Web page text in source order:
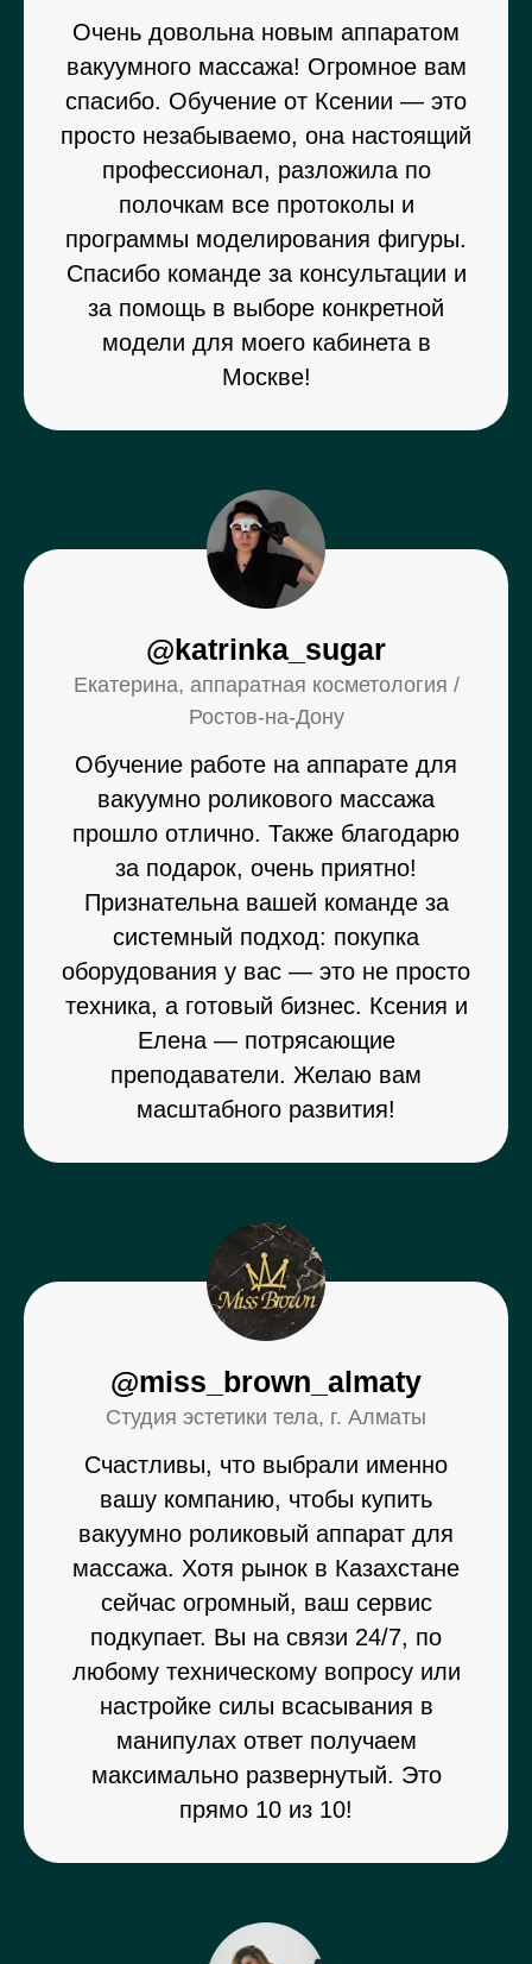
Очень довольна новым аппаратом
вакуумного массажа! Огромное вам
спасибо. Обучение от Ксении — это
просто незабываемо, она настоящий
профессионал, разложила по
полочкам все протоколы и
программы моделирования фигуры.
Спасибо команде за консультации и
за помощь в выборе конкретной
модели для моего кабинета в
Москве!
@katrinka_sugar
Екатерина, аппаратная косметология /
Ростов-на-Дону
Обучение работе на аппарате для
вакуумно роликового массажа
прошло отлично. Также благодарю
за подарок, очень приятно!
Признательна вашей команде за
системный подход: покупка
оборудования у вас — это не просто
техника, а готовый бизнес. Ксения и
Елена — потрясающие
преподаватели. Желаю вам
масштабного развития!
@miss_brown_almaty
Студия эстетики тела, г. Алматы
Счастливы, что выбрали именно
вашу компанию, чтобы купить
вакуумно роликовый аппарат для
массажа. Хотя рынок в Казахстане
сейчас огромный, ваш сервис
подкупает. Вы на связи 24/7, по
любому техническому вопросу или
настройке силы всасывания в
манипулах ответ получаем
максимально развернутый. Это
прямо 10 из 10!